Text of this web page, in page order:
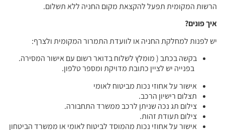
הרשות המקומית תפעל להקצאת מקום החניה ללא תשלום.
איך פונים?
יש לפנות למחלקת החניה או לוועדת התמרור המקומית ולצרף:
בקשה בכתב ( מומלץ לשלוח בדואר רשום עם אישור המסירה.
בפנייה יש לציין כתובת מדויקת ומספר טלפון.
אישור על אחוזי נכות מביטוח לאומי
תצלום רישיון הרכב.
צילום תג נכה שניתן לרכב ממשרד התחבורה.
צילום תעודת זהות.
אישור על אחוזי נכות מהמוסד לביטוח לאומי או ממשרד הביטחון